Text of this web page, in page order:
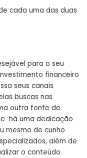
cada uma das duas
para o seu
financeiro
seus canais
buscas nas
outra fonte de
há uma dedicação
mesmo de cunho
além de
o conteúdo